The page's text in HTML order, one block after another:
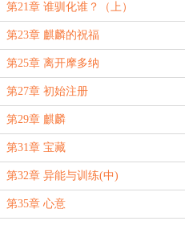
第21章 谁驯化谁？（上）
第23章 麒麟的祝福
第25章 离开摩多纳
第27章 初始注册
第29章 麒麟
第31章 宝藏
第32章 异能与训练(中)
第35章 心意